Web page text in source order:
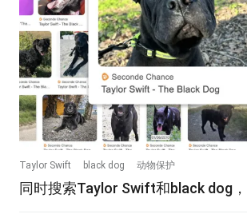
Taylor Swift black dog 动物保护
同时搜索Taylor Swift和black dog